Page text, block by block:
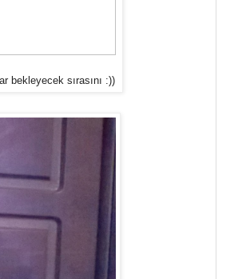
bekleyecek sırasını :))